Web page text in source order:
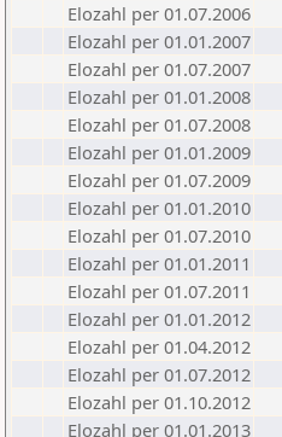
Elozahl per 01.07.2006
Elozahl per 01.01.2007
Elozahl per 01.07.2007
Elozahl per 01.01.2008
Elozahl per 01.07.2008
Elozahl per 01.01.2009
Elozahl per 01.07.2009
Elozahl per 01.01.2010
Elozahl per 01.07.2010
Elozahl per 01.01.2011
Elozahl per 01.07.2011
Elozahl per 01.01.2012
Elozahl per 01.04.2012
Elozahl per 01.07.2012
Elozahl per 01.10.2012
Elozahl per 01.01.2013